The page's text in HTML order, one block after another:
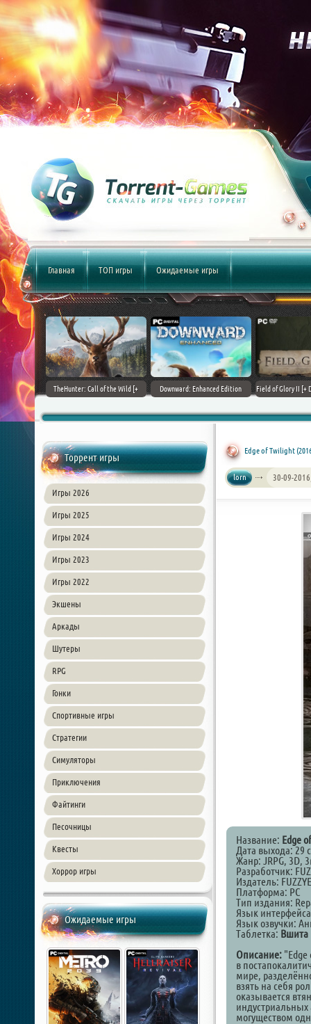
Главная ТОП игры Ожидаемые игры
(2017)
TheHunter: Call of the Wild [+
Downward: Enhanced Edition
Field of Glory II [+
Торрент игры
Игры 2026
Игры 2025
Игры 2024
Игры 2023
Игры 2022
Экшены
Аркады
Шутеры
RPG
Гонки
Спортивные игры
Стратегии
Симуляторы
Приключения
Файтинги
Песочницы
Квесты
Хоррор игры
Ожидаемые игры
Edge of Twilight
lorn 30-09-
Название: Edge
Дата выхода: 29
Жанр: JRPG, 3D,
Разработчик:
Издатель:
Платформа: PC
Тип издания:
Язык
Язык озвучки:
Таблетка: Вшита
Описание:
в
мире,
взять на себя
оказывается
могуществом